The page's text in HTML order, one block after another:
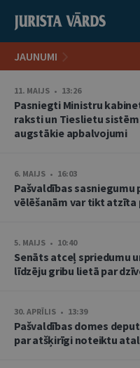
JAUNUMI
11. MAIJS • 13:26
Pasniegti Ministru
raksti un Tieslietu
augstākie apbalvojumi
6. MAIJS • 16:03
Pašvaldības
vēlēšanām var tikt atzīta
5. MAIJS • 10:40
Senāts atceļ spriedumu
līdzēju gribu lietā par
30. APRĪLIS • 13:39
Pašvaldības domes
par atšķirīgi noteiktu